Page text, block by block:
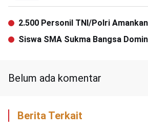
2.500 Personil TNI/Polri
Presiden ke Bener Meriah
Siswa SMA Sukma Bangsa
Belum ada komentar
Berita Terkait